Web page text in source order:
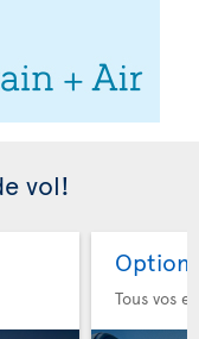
vol!
Option
Tous vos